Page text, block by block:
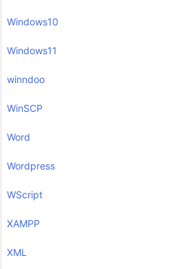
Windows10
Windows11
winndoo
WinSCP
Word
Wordpress
WScript
XAMPP
XML